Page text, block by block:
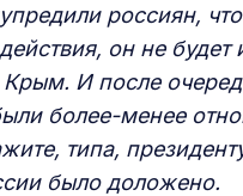
россиян,
я, он не будет
Крым. И после
более-менее
типа,
было доложено.